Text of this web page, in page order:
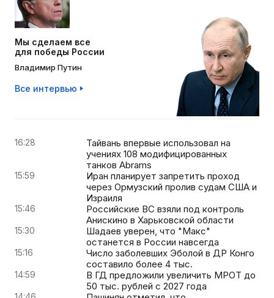
Мы сделаем все
для победы России
Владимир Путин
Все интервью
16:28
Тайвань впервые использовал на
учениях 108 модифицированных
танков Abrams
15:59
Иран планирует запретить проход
через Ормузский пролив судам США и
Израиля
15:46
Российские ВС взяли под контроль
Анискино в Харьковской области
15:30
Шадаев уверен, что "Макс"
останется в России навсегда
15:16
Число заболевших Эболой в ДР Конго
составило более 4 тыс.
14:59
В ГД предложили увеличить МРОТ до
50 тыс. рублей с 2027 года